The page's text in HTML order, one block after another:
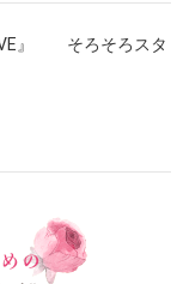
』 そろそろスタ